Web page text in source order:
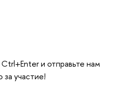
и отправьте нам
участие!